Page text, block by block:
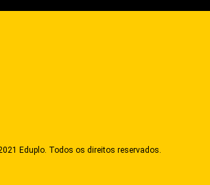
Eduplo. Todos os direitos reservados.